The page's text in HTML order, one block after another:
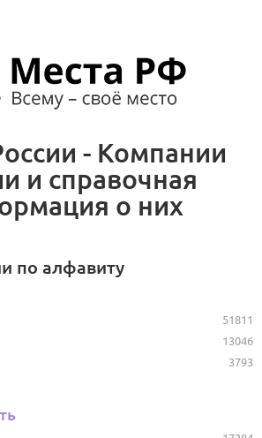
- Компании
и справочная
о них
по алфавиту
51811
13046
3793